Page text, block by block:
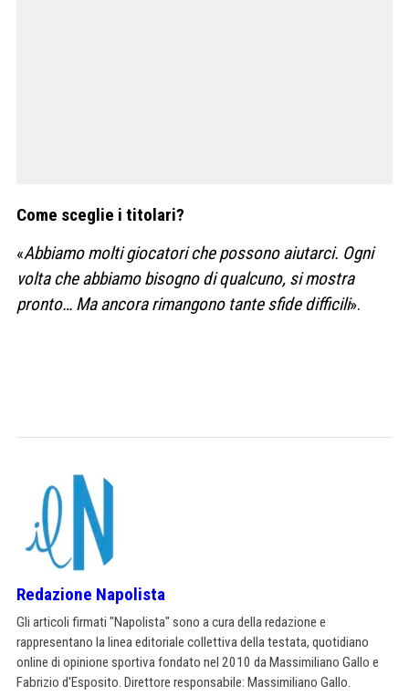
Come sceglie i titolari?
«Abbiamo molti giocatori che possono aiutarci. Ogni
volta che abbiamo bisogno di qualcuno, si mostra
pronto… Ma ancora rimangono tante sfide difficili».
Redazione Napolista
Gli articoli firmati "Napolista" sono a cura della redazione e
rappresentano la linea editoriale collettiva della testata, quotidiano
online di opinione sportiva fondato nel 2010 da Massimiliano Gallo e
Fabrizio d'Esposito. Direttore responsabile: Massimiliano Gallo.